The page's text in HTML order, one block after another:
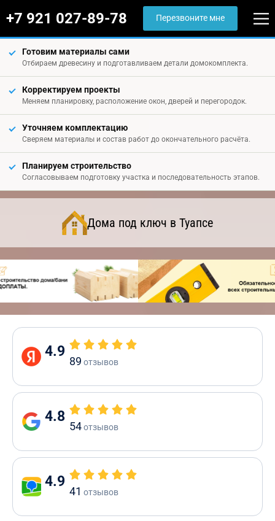
+7 921 027-89-78 Перезвоните мне
Готовим материалы сами
Отбираем древесину и подготавливаем детали домокомплекта.
Корректируем проекты
Меняем планировку, расположение окон, дверей и перегородок.
Уточняем комплектацию
Сверяем материалы и состав работ до окончательного расчёта.
Планируем строительство
Согласовываем подготовку участка и последовательность этапов.
Дома под ключ в Туапсе
4.9
89 отзывов
4.8
54отзывов
4.9
41 отзывов